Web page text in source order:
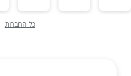
כל החברות